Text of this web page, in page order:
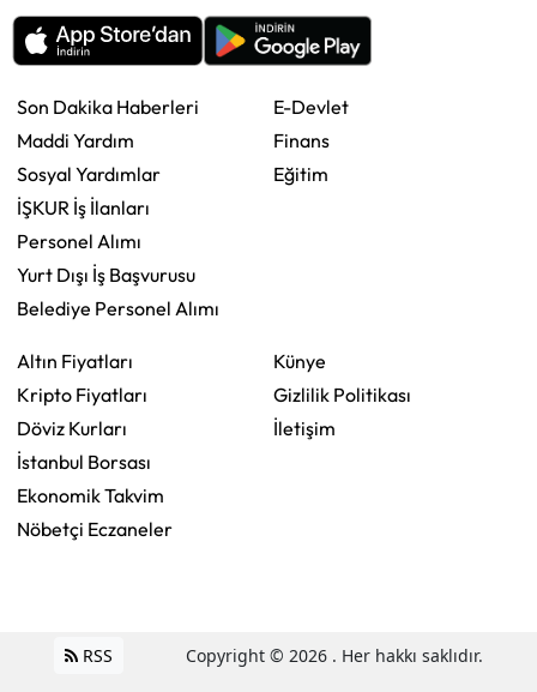
Son Dakika Haberleri
Maddi Yardım
Sosyal Yardımlar
İŞKUR İş İlanları
Personel Alımı
Yurt Dışı İş Başvurusu
Belediye Personel Alımı
E-Devlet
Finans
Eğitim
Altın Fiyatları
Kripto Fiyatları
Döviz Kurları
İstanbul Borsası
Ekonomik Takvim
Nöbetçi Eczaneler
Künye
Gizlilik Politikası
İletişim
RSS Copyright © 2026 . Her hakkı saklıdır.